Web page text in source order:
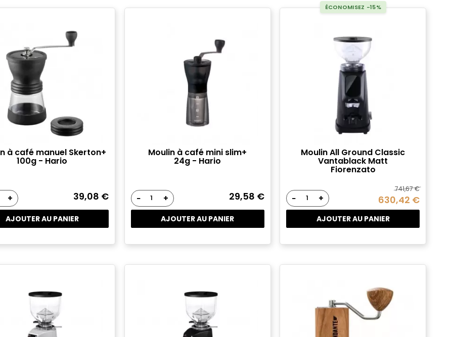
à café manuel Skerton+
100g - Hario
+ 39,08 €
AJOUTER AU PANIER
Moulin à café mini slim+
24g - Hario
− + 29,58 €
AJOUTER AU PANIER
ÉCONOMISEZ -15%
Moulin All Ground Classic
Vantablack Matt
Fiorenzato
− +
741,67 €
630,42 €
AJOUTER AU PANIER